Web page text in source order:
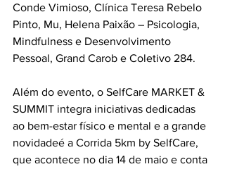
Conde Vimioso, Clínica Teresa Rebelo
Pinto, Mu, Helena Paixão – Psicologia,
Mindfulness e Desenvolvimento
Pessoal, Grand Carob e Coletivo 284.
Além do evento, o SelfCare MARKET &
SUMMIT integra iniciativas dedicadas
ao bem-estar físico e mental e a grande
novidadeé a Corrida 5km by SelfCare,
que acontece no dia 14 de maio e conta